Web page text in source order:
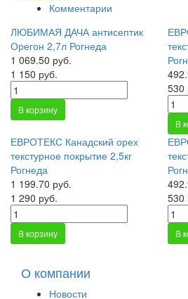
Комментарии
ЛЮБИМАЯ ДАЧА антисептик
Орегон 2,7л Рогнеда
1 069.50 руб.
1 150 руб.
В корзину
530
В
ЕВРОТЕКС Канадский орех
текстурное покрытие 2,5кг
Рогнеда
1 199.70 руб.
1 290 руб.
В корзину
530
В
О компании
Новости